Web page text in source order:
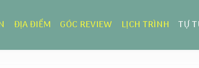
ĐỊA ĐIỂM GÓC REVIEW LỊCH TRÌNH TỰ